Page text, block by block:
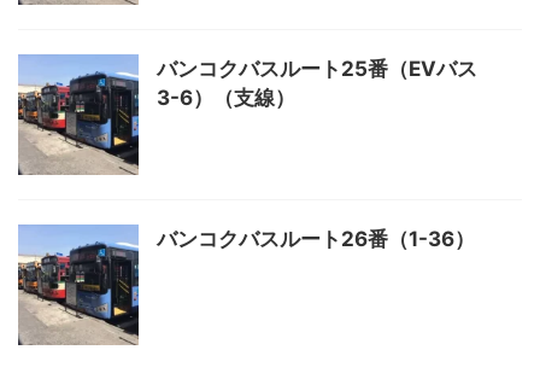
バンコクバスルート25番（EVバス
3-6）（支線）
バンコクバスルート26番（1-36）